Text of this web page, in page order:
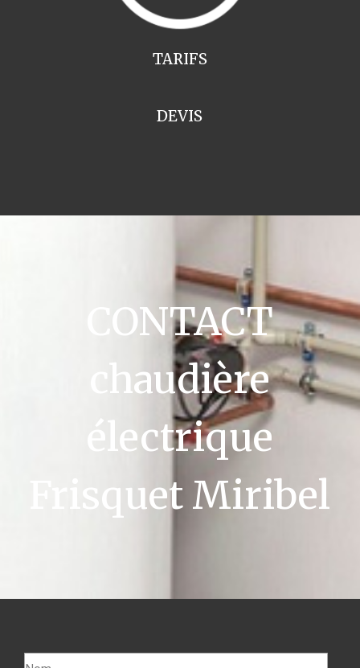
TARIFS
DEVIS
CONTACT
chaudière
électrique
Frisquet Miribel